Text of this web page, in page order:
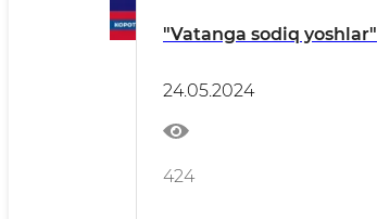
"Vatanga sodiq yoshlar"
24.05.2024
424